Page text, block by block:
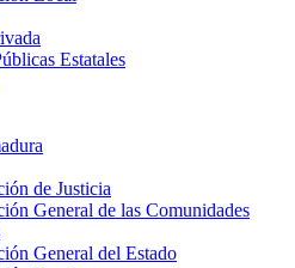
Estatales
de Justicia
General de las Comunidades
General del Estado